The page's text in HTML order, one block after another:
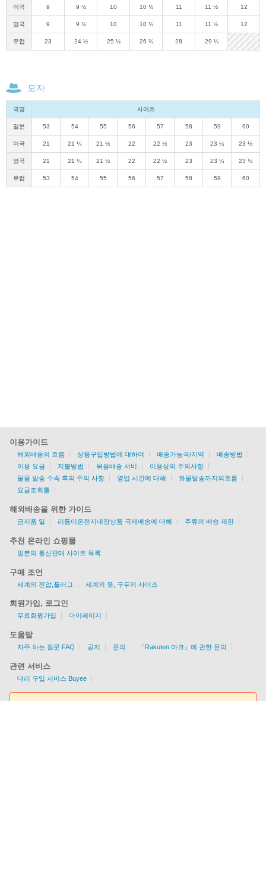
미국 9 9 ½ 10 10 ½ 11 11 ½ 12
영국 9 9 ½ 10 10 ½ 11 11 ½ 12
유럽 23 24 ½ 25 ½ 26 ¾ 28 29 ¼
모자
국명 사이즈
일본 53 54 55 56 57 58 59 60
미국 21 21 ¼ 21 ½ 22 22 ½ 23 23 ¼ 23 ½
영국 21 21 ¼ 21 ½ 22 22 ½ 23 23 ¼ 23 ½
유럽 53 54 55 56 57 58 59 60
이용가이드
해외배송의 흐름 상품구입방법에 대하여 배송가능국/지역
배송방법
이용 요금
지불방법 묶음배송 서비
이용상의 주의사항
물품 발송 수속 후의 주의 사항
영업 시간에 대해
화물발송까지의흐름
요금조회툴
해외배송을 위한 가이드
금지품 일 리튬이온전지내장상품 국제배송에 대해 주류의 배송 제한
추천 온라인 쇼핑몰
일본의 통신판매 사이트 목록
구매 조언
세계의 전압,플러그 세계의 옷, 구두의 사이즈
회원가입, 로그인
무료회원가입 마이페이지
도움말
자주 하는 질문 FAQ 공지 문의 「Rakuten 마크」에 관한 문의
관련 서비스
대리 구입 서비스 Buyee